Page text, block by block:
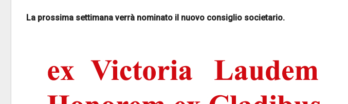
La prossima settimana verrà nominato il nuovo consiglio societario.